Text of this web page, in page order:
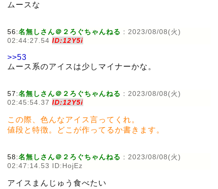
ムースな
56:名無しさん＠２ろぐちゃんねる : 2023/08/08(火)
02:44:27.54 ID:12Y5i
>>53
ムース系のアイスは少しマイナーかな。
57:名無しさん＠２ろぐちゃんねる : 2023/08/08(火)
02:45:54.37 ID:12Y5i
この際、色んなアイス言ってくれ。
値段と特徴。どこが作ってるか書きます。
58:名無しさん＠２ろぐちゃんねる : 2023/08/08(火)
02:47:14.53 ID:HojEz
アイスまんじゅう食べたい